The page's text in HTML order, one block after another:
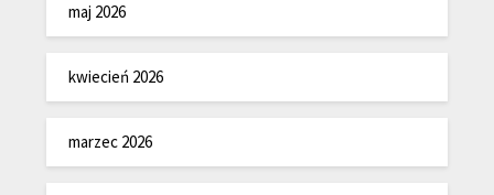
maj 2026
kwiecień 2026
marzec 2026